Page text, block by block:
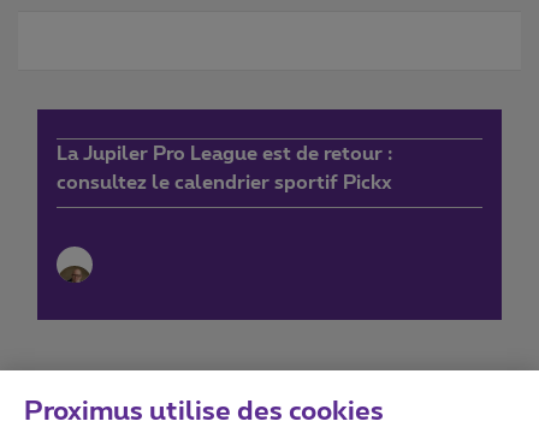
La Jupiler Pro League est de retour :
consultez le calendrier sportif Pickx
Proximus utilise des cookies